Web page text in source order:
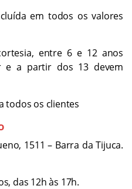
em todos os valores
entre 6 e 12 anos
e a partir dos 13 devem
todos os clientes
1511 – Barra da Tijuca.
das 12h às 17h.